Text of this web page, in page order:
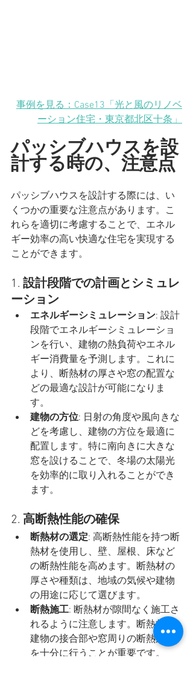
事例を見る：Case13「光と風のリノベ
ーション住宅・東京都北区十条」
パッシブハウスを設
計する時の、注意点
パッシブハウスを設計する際には、い
くつかの重要な注意点があります。こ
れらを適切に考慮することで、エネル
ギー効率の高い快適な住宅を実現する
ことができます。
1. 設計段階での計画とシミュレ
ーション
エネルギーシミュレーション: 設計
段階でエネルギーシミュレーショ
ンを行い、建物の熱負荷やエネル
ギー消費量を予測します。これに
より、断熱材の厚さや窓の配置な
どの最適な設計が可能になりま
す。
建物の方位: 日射の角度や風向きな
どを考慮し、建物の方位を最適に
配置します。特に南向きに大きな
窓を設けることで、冬場の太陽光
を効率的に取り入れることができ
ます。
2. 高断熱性能の確保
断熱材の選定: 高断熱性能を持つ断
熱材を使用し、壁、屋根、床など
の断熱性能を高めます。断熱材の
厚さや種類は、地域の気候や建物
の用途に応じて選びます。
断熱施工: 断熱材が隙間なく施工さ
れるように注意します。断熱材と
建物の接合部や窓周りの断熱処理
を十分に行うことが重要です。